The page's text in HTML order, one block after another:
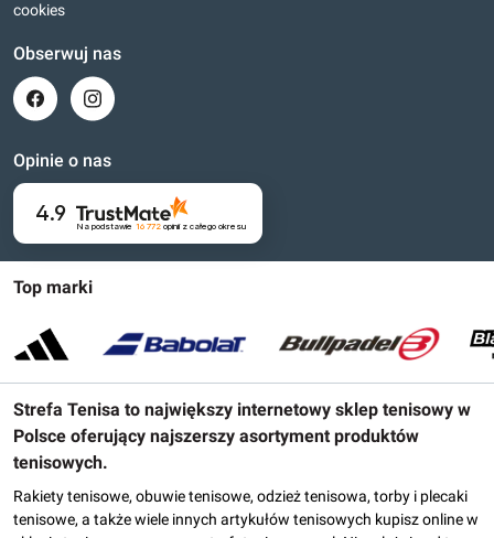
Top marki
Strefa Tenisa to największy internetowy sklep tenisowy w
Polsce oferujący najszerszy asortyment produktów
tenisowych.
Rakiety tenisowe, obuwie tenisowe, odzież tenisowa, torby i plecaki
tenisowe, a także wiele innych artykułów tenisowych kupisz online w
cookies
Obserwuj nas
Opinie o nas
4.9
Na podstawie 16 772opinii z całego okresu